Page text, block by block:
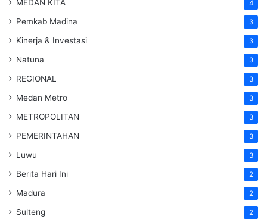
MEDAN KITA 4
Pemkab Madina 3
Kinerja & Investasi 3
Natuna 3
REGIONAL 3
Medan Metro 3
METROPOLITAN 3
PEMERINTAHAN 3
Luwu 3
Berita Hari Ini 2
Madura 2
Sulteng 2